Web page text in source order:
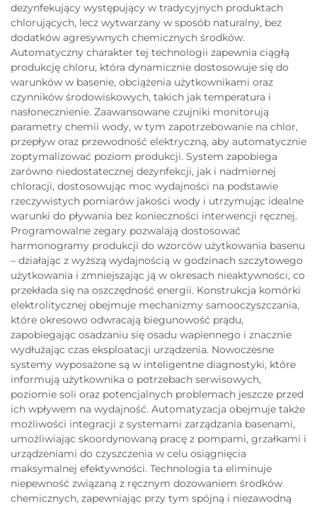
dezynfekujący występujący w tradycyjnych produktach
chlorujących, lecz wytwarzany w sposób naturalny, bez
dodatków agresywnych chemicznych środków.
Automatyczny charakter tej technologii zapewnia ciągłą
produkcję chloru, która dynamicznie dostosowuje się do
warunków w basenie, obciążenia użytkownikami oraz
czynników środowiskowych, takich jak temperatura i
nasłonecznienie. Zaawansowane czujniki monitorują
parametry chemii wody, w tym zapotrzebowanie na chlor,
przepływ oraz przewodność elektryczną, aby automatycznie
zoptymalizować poziom produkcji. System zapobiega
zarówno niedostatecznej dezynfekcji, jak i nadmiernej
chloracji, dostosowując moc wydajności na podstawie
rzeczywistych pomiarów jakości wody i utrzymując idealne
warunki do pływania bez konieczności interwencji ręcznej.
Programowalne zegary pozwalają dostosować
harmonogramy produkcji do wzorców użytkowania basenu
– działając z wyższą wydajnością w godzinach szczytowego
użytkowania i zmniejszając ją w okresach nieaktywności, co
przekłada się na oszczędność energii. Konstrukcja komórki
elektrolitycznej obejmuje mechanizmy samooczyszczania,
które okresowo odwracają biegunowość prądu,
zapobiegając osadzaniu się osadu wapiennego i znacznie
wydłużając czas eksploatacji urządzenia. Nowoczesne
systemy wyposażone są w inteligentne diagnostyki, które
informują użytkownika o potrzebach serwisowych,
poziomie soli oraz potencjalnych problemach jeszcze przed
ich wpływem na wydajność. Automatyzacja obejmuje także
możliwości integracji z systemami zarządzania basenami,
umożliwiając skoordynowaną pracę z pompami, grzałkami i
urządzeniami do czyszczenia w celu osiągnięcia
maksymalnej efektywności. Technologia ta eliminuje
niepewność związaną z ręcznym dozowaniem środków
chemicznych, zapewniając przy tym spójną i niezawodną